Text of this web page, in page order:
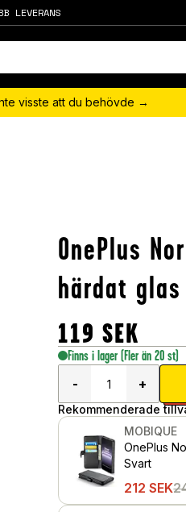
LEVERANS
visste att du behövde →
OnePlus
härdat glas
119 SEK
Finns i lager (Fler än 20 st)
-
+
Rekommenderade
MOBIQUE
OnePlus
Svart
212 SEK